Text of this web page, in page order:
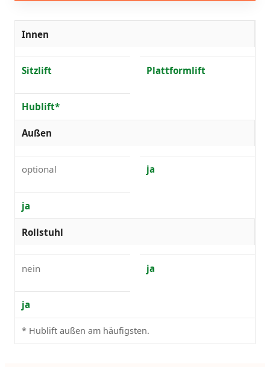
Innen
Sitzlift Plattformlift
Hublift*
Außen
optional ja
ja
Rollstuhl
nein ja
ja
* Hublift außen am häufigsten.